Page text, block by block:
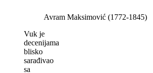
Avram Maksimović (1772-1845)
Vuk je
decenijama
blisko
sarađivao
sa